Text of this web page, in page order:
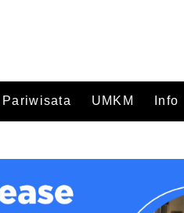
Pariwisata UMKM Info